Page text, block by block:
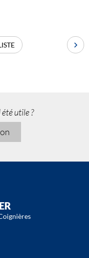
utile ?